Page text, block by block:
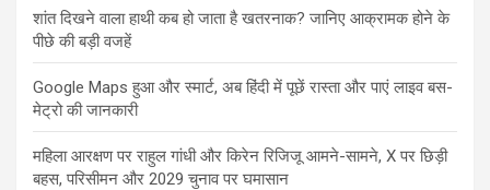
शांत दिखने वाला हाथी कब हो जाता है खतरनाक? जानिए आक्रामक होने के
पीछे की बड़ी वजहें
Google Maps हुआ और स्मार्ट, अब हिंदी में पूछें रास्ता और पाएं लाइव बस-
मेट्रो की जानकारी
महिला आरक्षण पर राहुल गांधी और किरेन रिजिजू आमने-सामने, X पर छिड़ी
बहस, परिसीमन और 2029 चुनाव पर घमासान